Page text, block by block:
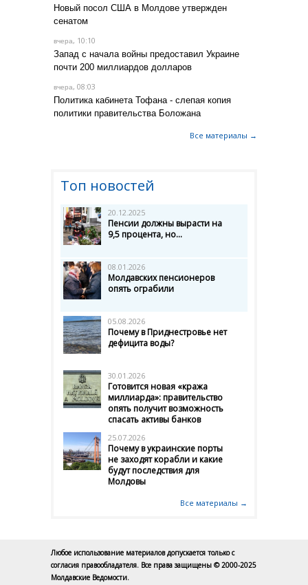
Новый посол США в Молдове утвержден
сенатом
вчера, 10:10
Запад с начала войны предоставил Украине
почти 200 миллиардов долларов
вчера, 08:03
Политика кабинета Тофана - слепая копия
политики правительства Боложана
Все материалы →
Топ новостей
20.12.2025
Пенсии должны вырасти на
9,5 процента, но...
08.01.2026
Молдавских пенсионеров
опять ограбили
05.08.2026
Почему в Приднестровье нет
дефицита воды?
30.01.2026
Готовится новая «кража
миллиарда»: правительство
опять получит возможность
спасать активы банков
25.07.2026
Почему в украинские порты
не заходят корабли и какие
будут последствия для
Молдовы
Все материалы →
Любое использование материалов допускается только с
согласия правообладателя. Все права защищены © 2000-2025
Молдавские Ведомости.